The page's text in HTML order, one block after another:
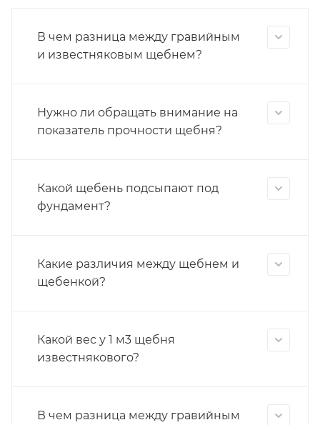
В чем разница между гравийным
и известняковым щебнем?
Нужно ли обращать внимание на
показатель прочности щебня?
Какой щебень подсыпают под
фундамент?
Какие различия между щебнем и
щебенкой?
Какой вес у 1 м3 щебня
известнякового?
В чем разница между гравийным